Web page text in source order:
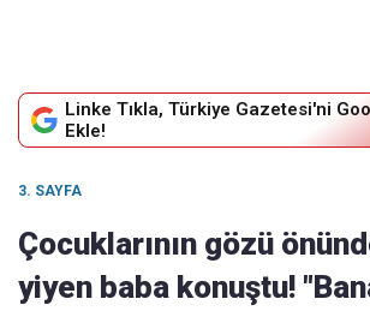
Linke Tıkla, Türkiye Gazetesi'ni
Ekle!
3. SAYFA
Çocuklarının gözü
yiyen baba konuştu!